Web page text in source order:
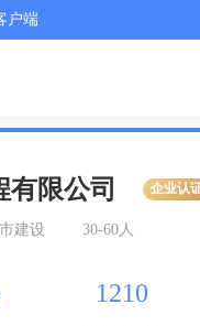
户端
有限公司 企业认
建设 30-60人
1210